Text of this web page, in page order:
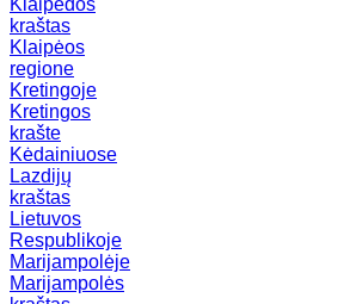
Klaipėdos
kraštas
Klaipėos
regione
Kretingoje
Kretingos
krašte
Kėdainiuose
Lazdijų
kraštas
Lietuvos
Respublikoje
Marijampolėje
Marijampolės